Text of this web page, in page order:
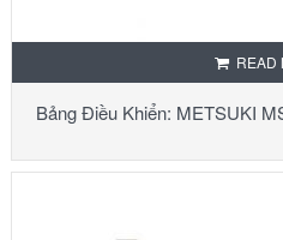
READ
Bảng Điều Khiển: METSUKI